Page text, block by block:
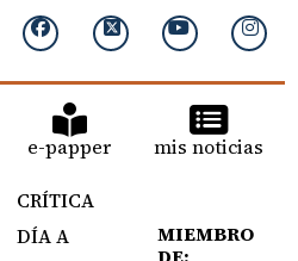
e-papper mis noticias
CRÍTICA
DÍA A
MIEMBRO
DE: